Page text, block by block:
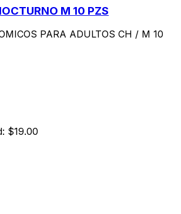
M 10 PZS
PARA ADULTOS CH / M 10
$19.00